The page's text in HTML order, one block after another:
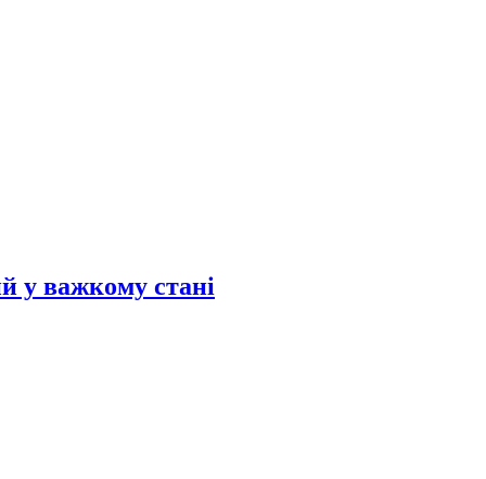
у важкому стані